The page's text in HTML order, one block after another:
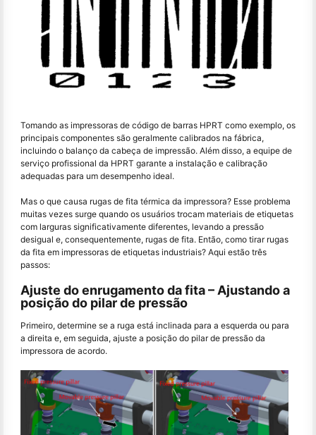
Tomando as impressoras de código de barras HPRT como exemplo, os
principais componentes são geralmente calibrados na fábrica,
incluindo o balanço da cabeça de impressão. Além disso, a equipe de
serviço profissional da HPRT garante a instalação e calibração
adequadas para um desempenho ideal.
Mas o que causa rugas de fita térmica da impressora? Esse problema
muitas vezes surge quando os usuários trocam materiais de etiquetas
com larguras significativamente diferentes, levando a pressão
desigual e, consequentemente, rugas de fita. Então, como tirar rugas
da fita em impressoras de etiquetas industriais? Aqui estão três
passos:
Ajuste do enrugamento da fita – Ajustando a
posição do pilar de pressão
Primeiro, determine se a ruga está inclinada para a esquerda ou para
a direita e, em seguida, ajuste a posição do pilar de pressão da
impressora de acordo.